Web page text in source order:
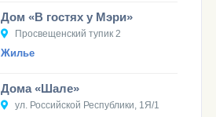
Дом «В гостях у Мэри»
Просвещенский тупик 2
Жилье
Дома «Шале»
ул. Российской Республики, 1Я/1